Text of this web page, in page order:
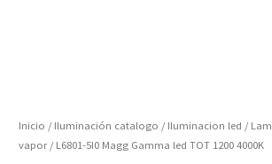
Inicio / Iluminación catalogo / Iluminacion led /
vapor / L6801-5I0 Magg Gamma led TOT 1200 4000K